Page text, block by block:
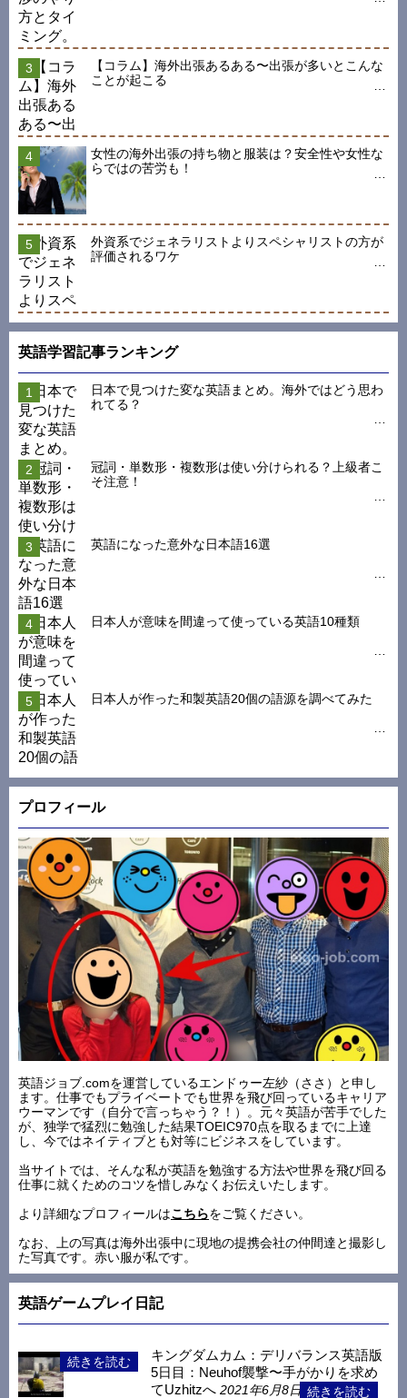
【コラム】海外出張あるある〜出張が多いとこんな
ことが起こる
女性の海外出張の持ち物と服装は？安全性や女性な
らではの苦労も！
外資系でジェネラリストよりスペシャリストの方が
評価されるワケ
英語学習記事ランキング
日本で見つけた変な英語まとめ。海外ではどう思わ
れてる？
冠詞・単数形・複数形は使い分けられる？上級者こ
そ注意！
英語になった意外な日本語16選
日本人が意味を間違って使っている英語10種類
日本人が作った和製英語20個の語源を調べてみた
プロフィール
英語ジョブ.comを運営しているエンドゥー左紗（ささ）と申し
ます。仕事でもプライベートでも世界を飛び回っているキャリア
ウーマンです（自分で言っちゃう？！）。元々英語が苦手でした
が、独学で猛烈に勉強した結果TOEIC970点を取るまでに上達
し、今ではネイティブとも対等にビジネスをしています。
当サイトでは、そんな私が英語を勉強する方法や世界を飛び回る
仕事に就くためのコツを惜しみなくお伝えいたします。
より詳細なプロフィールはこちらをご覧ください。
なお、上の写真は海外出張中に現地の提携会社の仲間達と撮影し
た写真です。赤い服が私です。
英語ゲームプレイ日記
キングダムカム：デリバランス英語版
5日目：Neuhof襲撃〜手がかりを求め
てUzhitzへ 2021年6月8日